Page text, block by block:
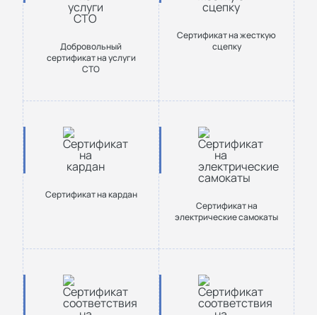
Добровольный
сертификат на услуги
СТО
Сертификат на жесткую
сцепку
Сертификат на кардан
Сертификат на
электрические самокаты